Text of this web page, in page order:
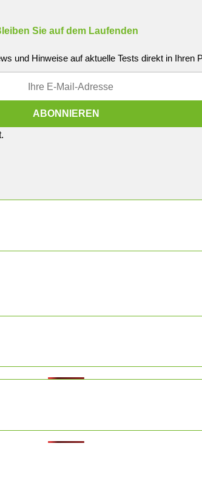
Sie auf dem Laufenden
und Hinweise auf aktuelle Tests direkt in Ihren